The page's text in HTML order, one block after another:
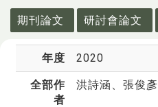
期刊論文
研討會論文
年度 2020
全部作
者
洪詩涵 、張俊彥